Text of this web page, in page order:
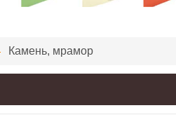
Камень, мрамор